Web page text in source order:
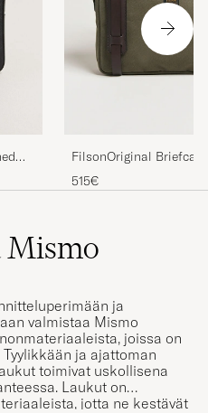
FilsonOriginal
Green
515€
Mismo
ja
valmistaa Mismo
joissa on
ja ajattoman
toimivat uskollisena
Laukut on
jotta ne kestävät